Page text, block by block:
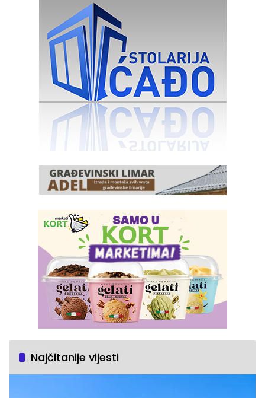
Najčitanije vijesti